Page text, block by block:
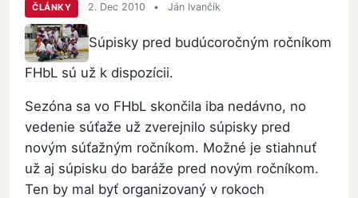
ČLÁNKY 2. Dec 2010 • Ján Ivančík
Súpisky pred budúcoročným ročníkom
FHbL sú už k dispozícii.
Sezóna sa vo FHbL skončila iba nedávno, no
vedenie súťaže už zverejnilo súpisky pred
novým súťažným ročníkom. Možné je stiahnuť
už aj súpisku do baráže pred novým ročníkom.
Ten by mal byť organizovaný v rokoch